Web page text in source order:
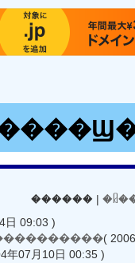
������ |
日 09:03 )
(
( 2004年07月10日 00:35 )